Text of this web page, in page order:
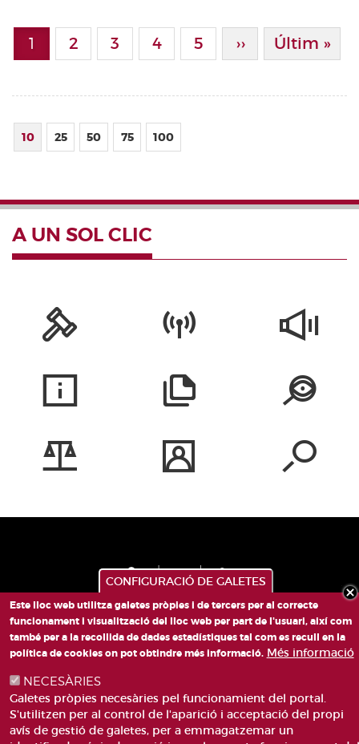
Paginació
Pàgina actual
1 Page
2 Page
3 Page
4 Page
5 Pàgina
›› Última
Últim »
10 25 50 75 100
A UN SOL CLIC
PLAÇA DE SANT LLORENÇ, 4 VALÈNCIA 46003
CONFIGURACIÓ DE GALETES
Este lloc web utilitza galetes pròpies i de tercers per al correcte
funcionament i visualització del lloc web per part de l'usuari, així com
també per a la recollida de dades estadístiques tal com es recull en la
política de cookies on pot obtindre més informació. Més informació
NECESÀRIES
Galetes pròpies necesàries pel funcionamient del portal.
S'utilitzen per al control de l'aparició i acceptació del propi
avís de gestió de galetes, per a emmagatzemar un